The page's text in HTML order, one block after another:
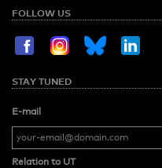
FOLLOW US
STAY TUNED
E-mail
Relation to UT